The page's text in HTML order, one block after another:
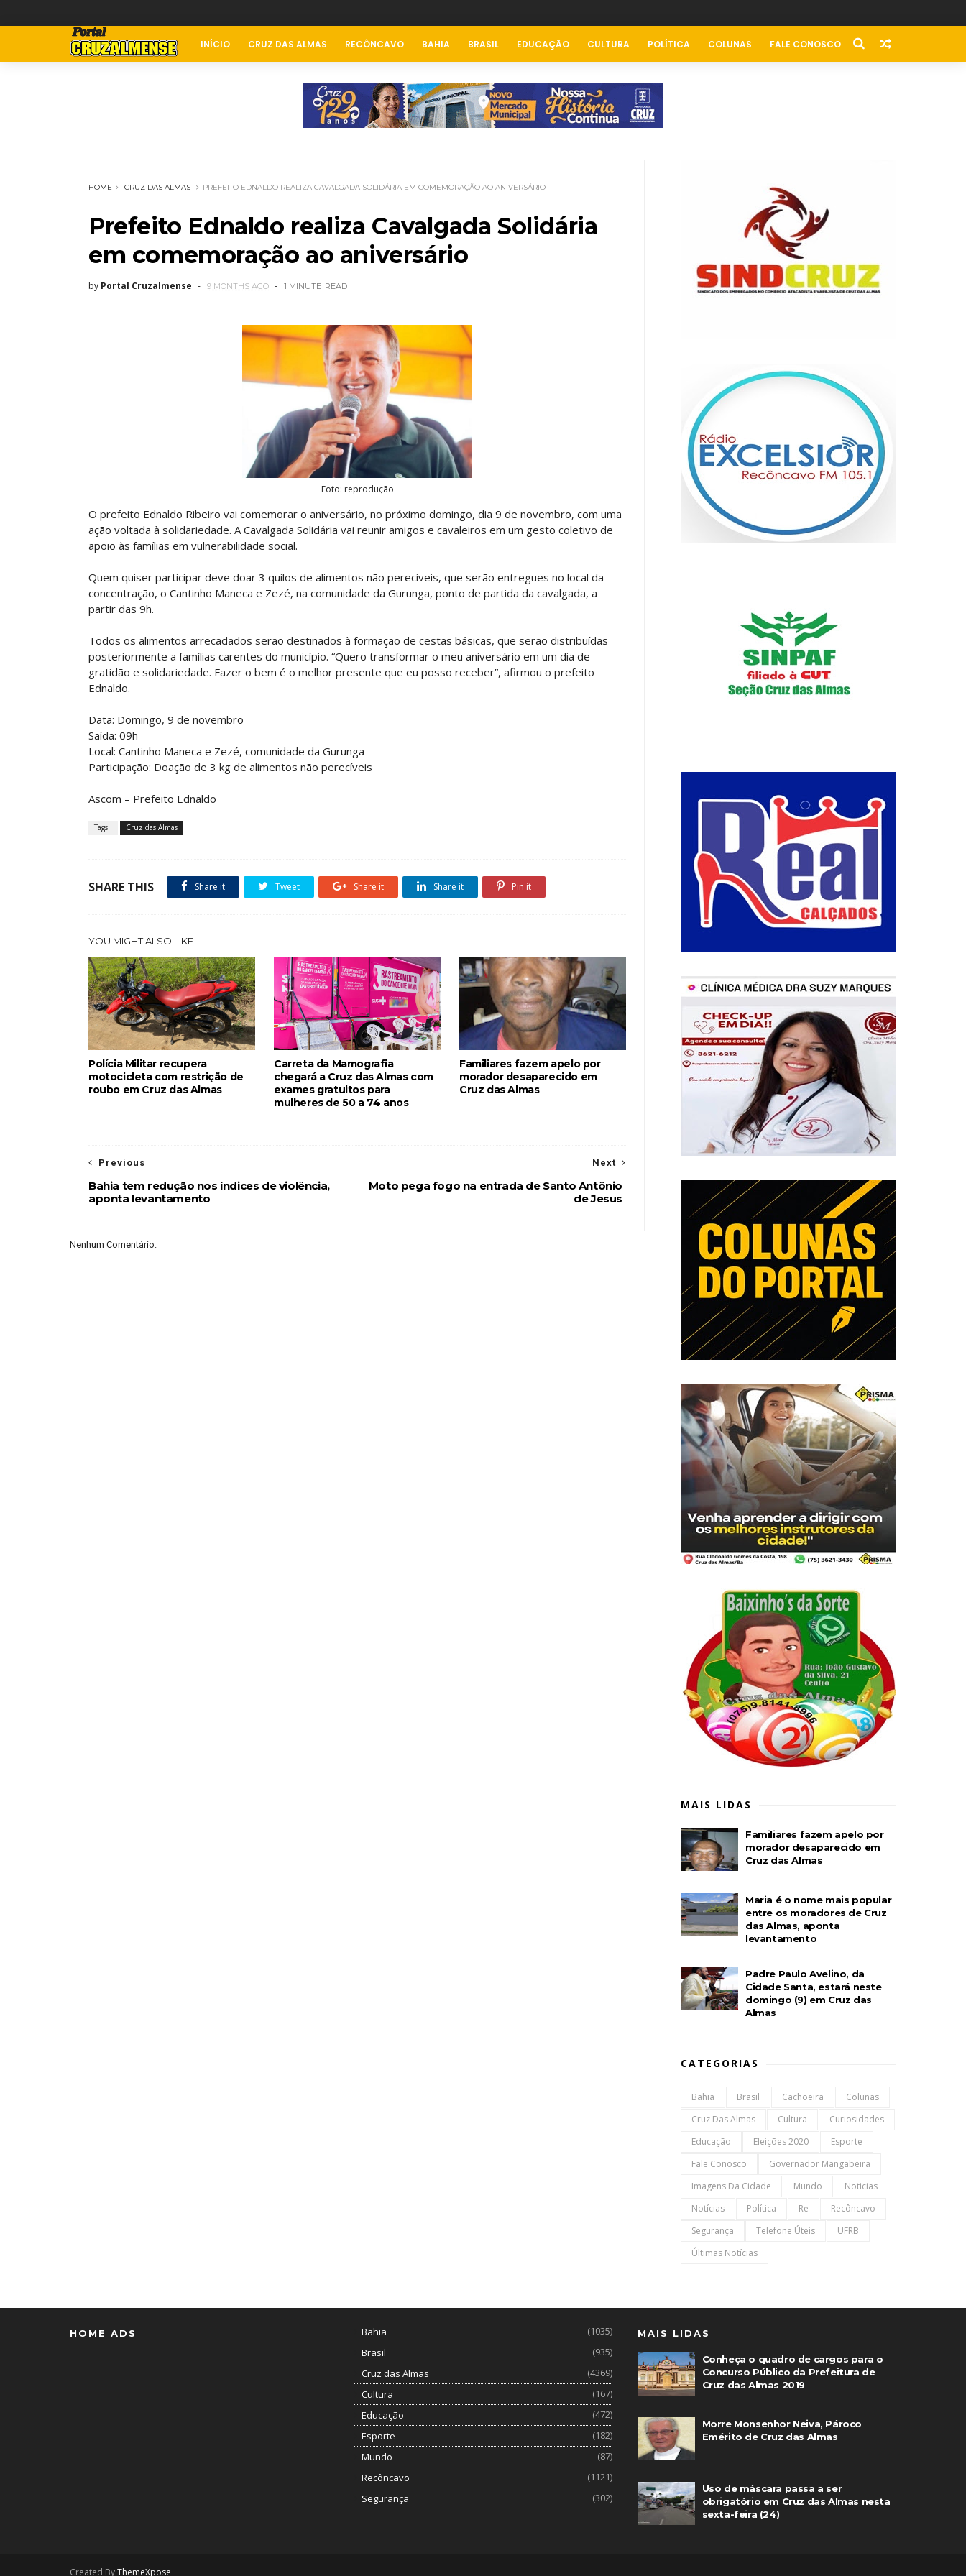
INÍCIO CRUZ DAS ALMAS RECÔNCAVO BAHIA BRASIL EDUCAÇÃO CULTURA POLÍTICA COLUNAS FALE CONOSCO
HOME CRUZ DAS ALMAS PREFEITO EDNALDO REALIZA CAVALGADA SOLIDÁRIA EM COMEMORAÇÃO AO ANIVERSÁRIO
Prefeito Ednaldo realiza Cavalgada Solidária
em comemoração ao aniversário
by Portal Cruzalmense 9 MONTHS AGO 1 MINUTE READ
Foto: reprodução
O prefeito Ednaldo Ribeiro vai comemorar o aniversário, no próximo domingo, dia 9 de novembro, com uma
ação voltada à solidariedade. A Cavalgada Solidária vai reunir amigos e cavaleiros em um gesto coletivo de
apoio às famílias em vulnerabilidade social.
Quem quiser participar deve doar 3 quilos de alimentos não perecíveis, que serão entregues no local da
concentração, o Cantinho Maneca e Zezé, na comunidade da Gurunga, ponto de partida da cavalgada, a
partir das 9h.
Todos os alimentos arrecadados serão destinados à formação de cestas básicas, que serão distribuídas
posteriormente a famílias carentes do município. “Quero transformar o meu aniversário em um dia de
gratidão e solidariedade. Fazer o bem é o melhor presente que eu posso receber”, afirmou o prefeito
Ednaldo.
Data: Domingo, 9 de novembro
Saída: 09h
Local: Cantinho Maneca e Zezé, comunidade da Gurunga
Participação: Doação de 3 kg de alimentos não perecíveis
Ascom – Prefeito Ednaldo
Tags : Cruz das Almas
SHARE THIS Share it Tweet Share it Share it Pin it
YOU MIGHT ALSO LIKE
Polícia Militar recupera
motocicleta com restrição de
roubo em Cruz das Almas
Carreta da Mamografia
chegará a Cruz das Almas com
exames gratuitos para
mulheres de 50 a 74 anos
Familiares fazem apelo por
morador desaparecido em
Cruz das Almas
Next
Moto pega fogo na entrada de Santo Antônio
de Jesus
Previous
Bahia tem redução nos índices de violência,
aponta levantamento
Nenhum Comentário:
MAIS LIDAS
Familiares fazem apelo por
morador desaparecido em
Cruz das Almas
Maria é o nome mais popular
entre os moradores de Cruz
das Almas, aponta
levantamento
Padre Paulo Avelino, da
Cidade Santa, estará neste
domingo (9) em Cruz das
Almas
CATEGORIAS
Bahia Brasil Cachoeira
Colunas
Cruz Das Almas
Cultura
Curiosidades
Educação
Eleições 2020
Esporte
Fale Conosco
Governador Mangabeira
Imagens Da Cidade
Mundo
Noticias
Notícias
Política Re
Recôncavo
Segurança
Telefone Úteis
UFRB
Últimas Notícias
HOME ADS Bahia
(1035)
Brasil
(935)
Cruz das Almas
(4369)
Cultura
(167)
Educação
(472)
Esporte
(182)
Mundo
(87)
Recôncavo
(1121)
Segurança
(302)
MAIS LIDAS
Conheça o quadro de cargos para o
Concurso Público da Prefeitura de
Cruz das Almas 2019
Morre Monsenhor Neiva, Pároco
Emérito de Cruz das Almas
Uso de máscara passa a ser
obrigatório em Cruz das Almas nesta
sexta-feira (24)
Created ByThemeXpose